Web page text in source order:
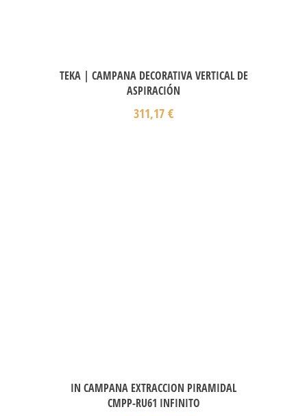
TEKA | CAMPANA DECORATIVA VERTICAL DE
ASPIRACIÓN
311,17 €
IN CAMPANA EXTRACCION PIRAMIDAL
CMPP-RU61 INFINITO